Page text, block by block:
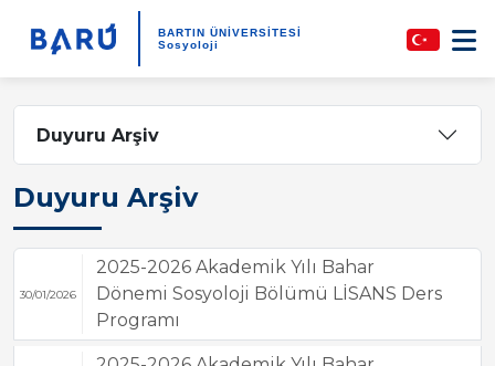
BARTIN ÜNİVERSİTESİ
Sosyoloji
Duyuru Arşiv
Duyuru Arşiv
30/01/2026
2025-2026 Akademik Yılı Bahar
Dönemi Sosyoloji Bölümü LİSANS Ders
Programı